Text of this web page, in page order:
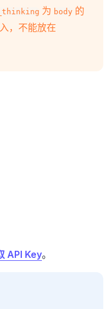
为 body 的
，不能放在
API Key。